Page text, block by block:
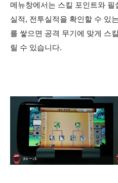
메뉴창에서는 스킬 포인트와 필
실적, 전투실적을 확인할 수 있
를 쌓으면 공격 무기에 맞게 스
릴 수 있습니다.